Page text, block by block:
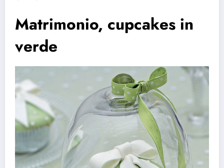
Matrimonio, cupcakes in
verde